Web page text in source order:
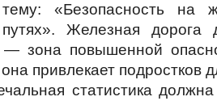
тему: «Безопасность на
путях». Железная
— зона повышенной
привлекает подростков
статистика